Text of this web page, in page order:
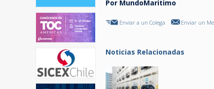
Por MundoMaritimo
Enviar a un Colega Enviar un
Noticias Relacionadas